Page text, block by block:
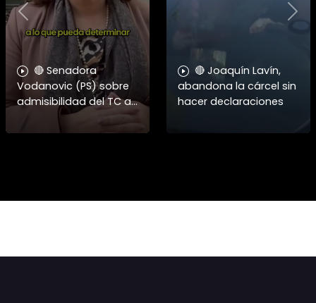
🔴 Senadora
Vodanovic (PS) sobre
admisibilidad del TC a
requerimientos por
megarreforma
🔴 Joaquín Lavín,
abandona la cárcel sin
hacer declaraciones
Previous